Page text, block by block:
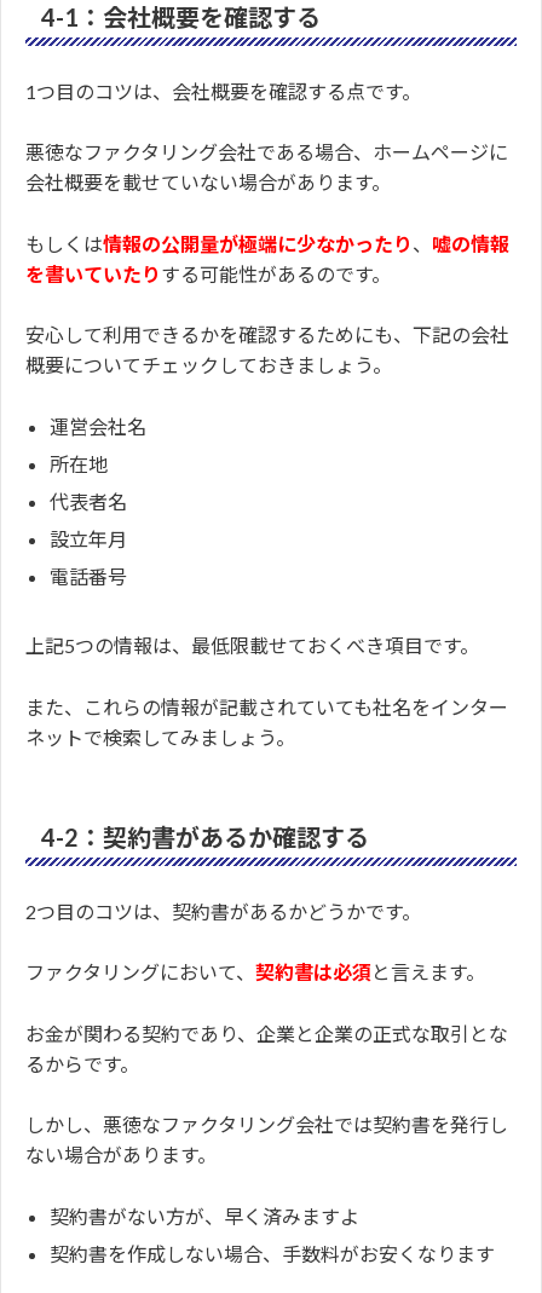
4-1：会社概要を確認する
1つ目のコツは、会社概要を確認する点です。
悪徳なファクタリング会社である場合、ホームページに
会社概要を載せていない場合があります。
もしくは情報の公開量が極端に少なかったり 、 嘘の情報
を書いていたり する可能性があるのです。
安心して利用できるかを確認するためにも、下記の会社
概要についてチェックしておきましょう。
運営会社名
所在地
代表者名
設立年月
電話番号
上記5つの情報は、最低限載せておくべき項目です。
また、これらの情報が記載されていても社名をインター
ネットで検索してみましょう。
4-2：契約書があるか確認する
2つ目のコツは、契約書があるかどうかです。
ファクタリングにおいて、 契約書は必須と言えます。
お金が関わる契約であり、企業と企業の正式な取引とな
るからです。
しかし、悪徳なファクタリング会社では契約書を発行し
ない場合があります。
契約書がない方が、早く済みますよ
契約書を作成しない場合、手数料がお安くなります